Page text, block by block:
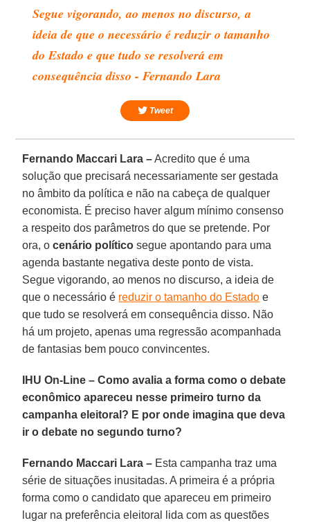
Segue vigorando, ao menos no discurso, a
ideia de que o necessário é reduzir o tamanho
do Estado e que tudo se resolverá em
consequência disso - Fernando Lara
Tweet
Fernando Maccari Lara –Acredito que é uma
solução que precisará necessariamente ser gestada
no âmbito da política e não na cabeça de qualquer
economista. É preciso haver algum mínimo consenso
a respeito dos parâmetros do que se pretende. Por
ora, ocenário político segue apontando para uma
agenda bastante negativa deste ponto de vista.
Segue vigorando, ao menos no discurso, a ideia de
que o necessário é reduzir o tamanho do Estado e
que tudo se resolverá em consequência disso. Não
há um projeto, apenas uma regressão acompanhada
de fantasias bem pouco convincentes.
IHU On-Line – Como avalia a forma como o debate
econômico apareceu nesse primeiro turno da
campanha eleitoral? E por onde imagina que deva
ir o debate no segundo turno?
Fernando Maccari Lara – Esta campanha traz uma
série de situações inusitadas. A primeira é a própria
forma como o candidato que apareceu em primeiro
lugar na preferência eleitoral lida com as questões